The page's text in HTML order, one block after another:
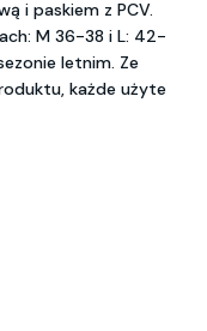
i paskiem z PCV.
M 36-38 i L: 42-
letnim. Ze
każde użyte